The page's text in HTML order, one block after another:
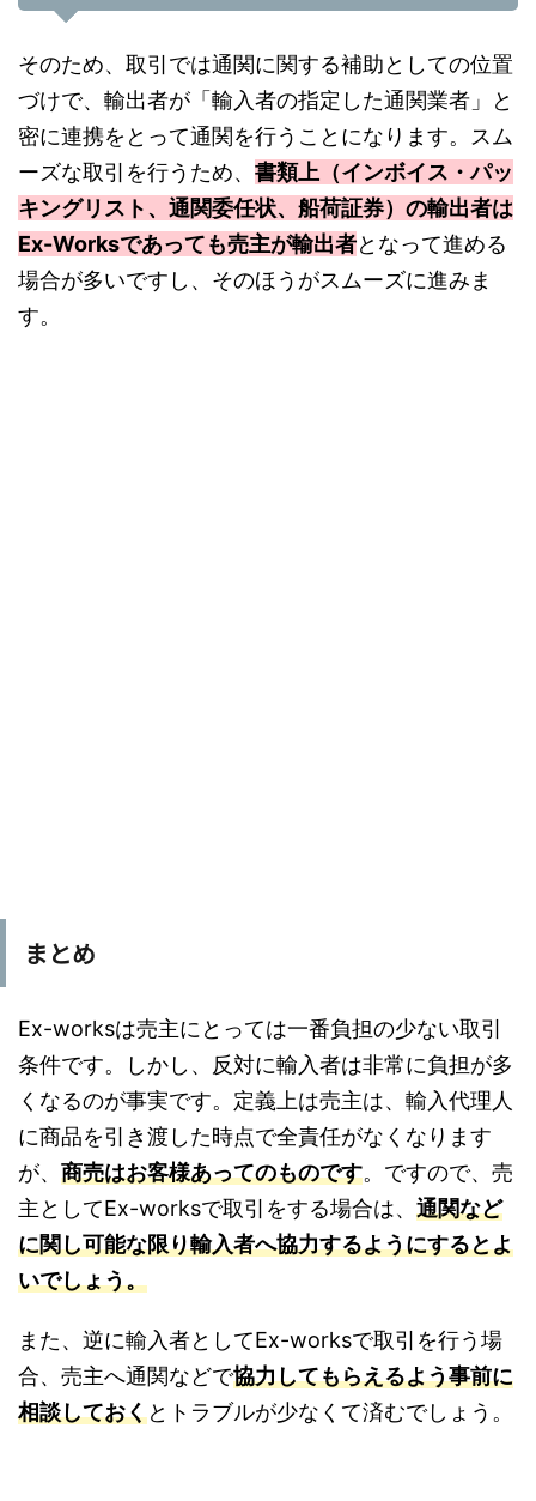
そのため、取引では通関に関する補助としての位置
づけで、輸出者が「輸入者の指定した通関業者」と
密に連携をとって通関を行うことになります。スム
ーズな取引を行うため、 書類上（インボイス・パッ
キングリスト、通関委任状、船荷証券）の輸出者は
Ex-Worksであっても売主が輸出者となって進める
場合が多いですし、そのほうがスムーズに進みま
す。
まとめ
Ex-worksは売主にとっては一番負担の少ない取引
条件です。しかし、反対に輸入者は非常に負担が多
くなるのが事実です。定義上は売主は、輸入代理人
に商品を引き渡した時点で全責任がなくなります
が、 商売はお客様あってのものです。ですので、売
主としてEx-worksで取引をする場合は、 通関など
に関し可能な限り輸入者へ協力するようにするとよ
いでしょう。
また、逆に輸入者としてEx-worksで取引を行う場
合、売主へ通関などで協力してもらえるよう事前に
相談しておくとトラブルが少なくて済むでしょう。